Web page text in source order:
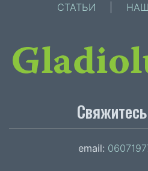
СТАТЬИ
email: